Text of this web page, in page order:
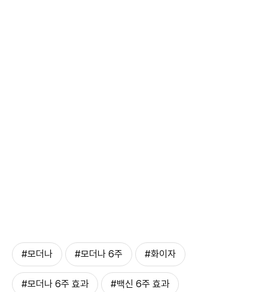
#모더나 #모더나 6주 #화이자
#모더나 6주 효과 #백신 6주 효과